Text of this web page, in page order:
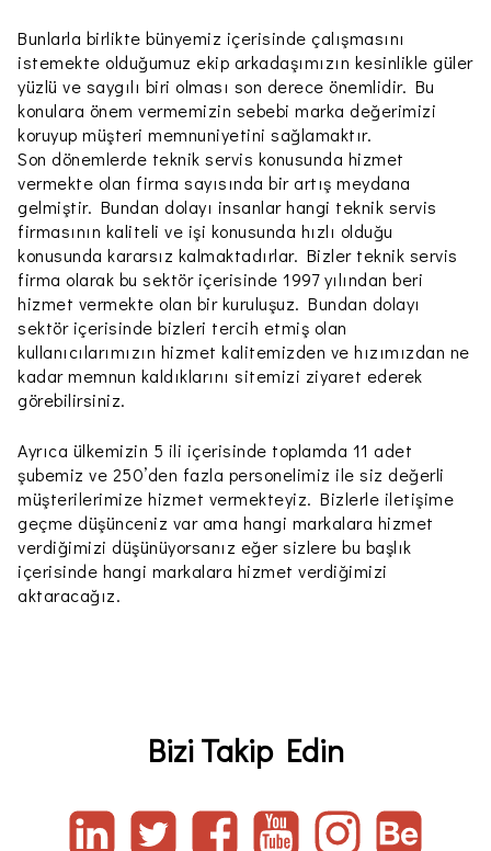
Bunlarla birlikte bünyemiz içerisinde çalışmasını
istemekte olduğumuz ekip arkadaşımızın kesinlikle güler
yüzlü ve saygılı biri olması son derece önemlidir. Bu
konulara önem vermemizin sebebi marka değerimizi
koruyup müşteri memnuniyetini sağlamaktır.
Son dönemlerde teknik servis konusunda hizmet
vermekte olan firma sayısında bir artış meydana
gelmiştir. Bundan dolayı insanlar hangi teknik servis
firmasının kaliteli ve işi konusunda hızlı olduğu
konusunda kararsız kalmaktadırlar. Bizler teknik servis
firma olarak bu sektör içerisinde 1997 yılından beri
hizmet vermekte olan bir kuruluşuz. Bundan dolayı
sektör içerisinde bizleri tercih etmiş olan
kullanıcılarımızın hizmet kalitemizden ve hızımızdan ne
kadar memnun kaldıklarını sitemizi ziyaret ederek
görebilirsiniz.
Ayrıca ülkemizin 5 ili içerisinde toplamda 11 adet
şubemiz ve 250’den fazla personelimiz ile siz değerli
müşterilerimize hizmet vermekteyiz. Bizlerle iletişime
geçme düşünceniz var ama hangi markalara hizmet
verdiğimizi düşünüyorsanız eğer sizlere bu başlık
içerisinde hangi markalara hizmet verdiğimizi
aktaracağız.
Bizi Takip Edin